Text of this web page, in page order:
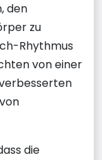
den
zu
Rhythmus
von einer
die